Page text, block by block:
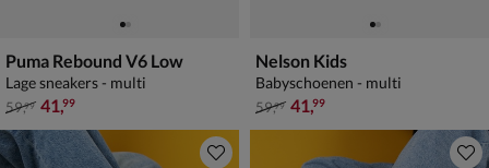
Puma Rebound V6 Low
Lage sneakers - multi
van € 59,99 voor € 41,99
59,99 41,99
Nelson Kids
Babyschoenen - multi
van € 59,99 voor € 41,99
59,99 41,99